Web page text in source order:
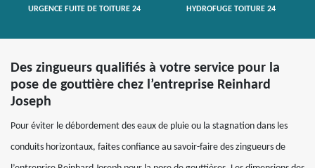
URGENCE FUITE DE TOITURE 24 HYDROFUGE TOITURE 24
Des zingueurs qualifiés à votre service pour la
pose de gouttière chez l’entreprise Reinhard
Joseph
Pour éviter le débordement des eaux de pluie ou la stagnation dans les
conduits horizontaux, faites confiance au savoir-faire des zingueurs de